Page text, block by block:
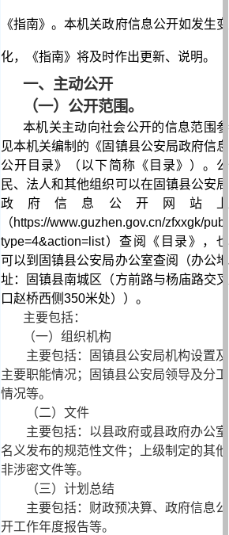
《指南》。本机关政府信息公开如发生变
化，《指南》将及时作出更新、说明。
一、主动公开
（一）公开范围。
本机关主动向社会公开的信息范围参
见本机关编制的《固镇县公安局政府信息
公开目录》（以下简称《目录》）。公
民、法人和其他组织可以在固镇县公安局
政府信息公开网站上
（https://www.guzhen.gov.cn/zfxxgk/
type=4&action=list）查阅《目录》，也
可以到固镇县公安局办公室查阅（办公地
址：固镇县南城区（方前路与杨庙路交叉
口赵桥西侧350米处））。
主要包括：
（一）组织机构
主要包括：固镇县公安局机构设置及
主要职能情况；固镇县公安局领导及分工
情况等。
（二）文件
主要包括：以县政府或县政府办公室
名义发布的规范性文件；上级制定的其他
非涉密文件等。
（三）计划总结
主要包括：财政预决算、政府信息公
开工作年度报告等。